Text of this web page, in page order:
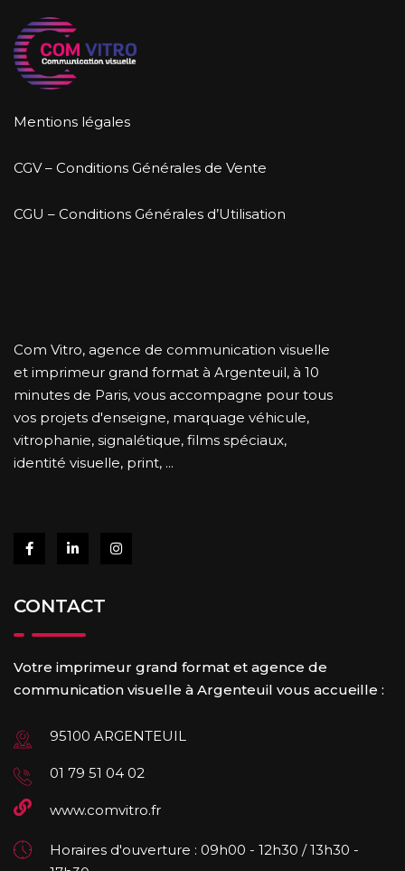
Mentions légales
CGV – Conditions Générales de Vente
CGU – Conditions Générales d’Utilisation
Com Vitro, agence de communication visuelle
et imprimeur grand format à Argenteuil, à 10
minutes de Paris, vous accompagne pour tous
vos projets d'enseigne, marquage véhicule,
vitrophanie, signalétique, films spéciaux,
identité visuelle, print, ...
CONTACT
Votre imprimeur grand format et agence de
communication visuelle à Argenteuil vous accueille :
95100 ARGENTEUIL
01 79 51 04 02
www.comvitro.fr
Horaires d'ouverture : 09h00 - 12h30 / 13h30 -